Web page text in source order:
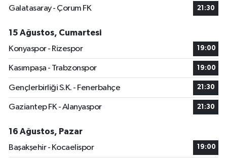
Galatasaray - Çorum FK
21:30
15 Ağustos, Cumartesi
Konyaspor - Rizespor
19:00
Kasımpaşa - Trabzonspor 19:00
Gençlerbirliği S.K. - Fenerbahçe 21:30
Gaziantep FK - Alanyaspor 21:30
16 Ağustos, Pazar
Başakşehir - Kocaelispor
19:00